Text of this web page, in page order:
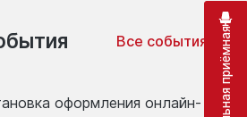
Все события
оформления онлайн-